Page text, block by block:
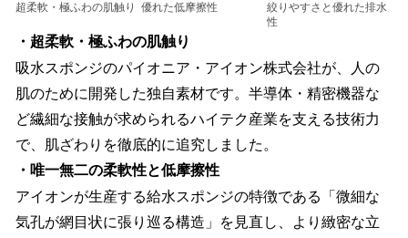
超柔軟・極ふわの肌触り 優れた低摩擦性
絞りやすさと優れた排水
性
・超柔軟・極ふわの肌触り
吸水スポンジの​パイオニア・アイオン株式会社が、人の​
肌の​ために​開発した​独自素材です。​半導体・精密機器な
ど​繊細な​接触が​求められる​ハイテク産業を​支える​技術力
で、​肌ざわりを​徹底的に​追究しました。​
・唯一無二の柔軟性と低摩擦性
アイオンが生産する給水スポンジの​特徴である​「微細な​
気孔が​網目状に​張り巡る​構造」を​見直し、より​緻密な立